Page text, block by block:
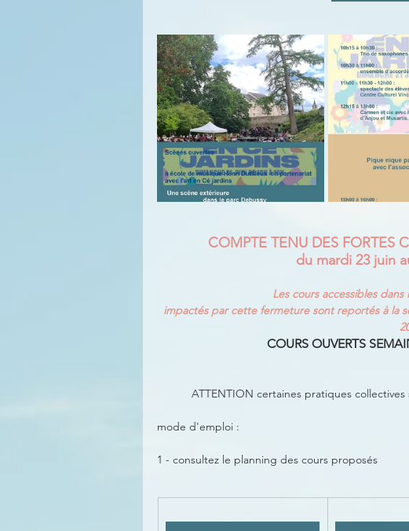
COMPTE TENU DES FORTES
du mardi 23 juin
Les cours accessibles
impactés par cette fermeture sont reportés à la
COURS OUVERTS
ATTENTION certaines pratiques collectives
mode d'emploi :
1 - consultez le planning des cours proposés